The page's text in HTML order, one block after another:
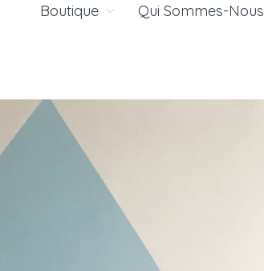
Boutique Qui Sommes-Nous